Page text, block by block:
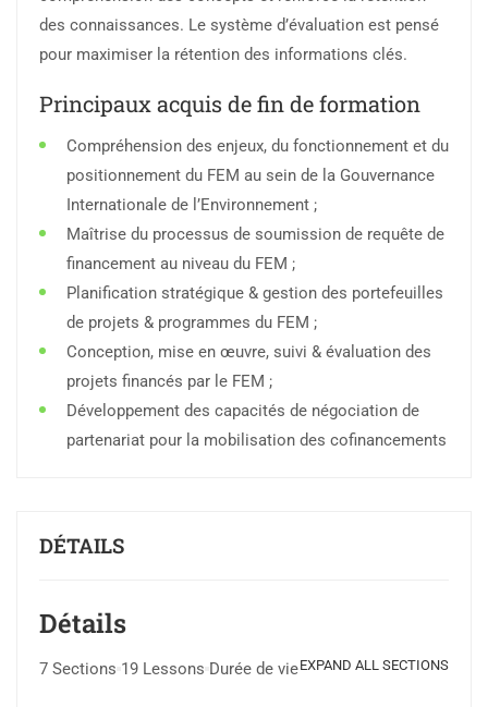
des connaissances. Le système d’évaluation est pensé
pour maximiser la rétention des informations clés.
Principaux acquis de fin de formation
Compréhension des enjeux, du fonctionnement et du
positionnement du FEM au sein de la Gouvernance
Internationale de l’Environnement ;
Maîtrise du processus de soumission de requête de
financement au niveau du FEM ;
Planification stratégique & gestion des portefeuilles
de projets & programmes du FEM ;
Conception, mise en œuvre, suivi & évaluation des
projets financés par le FEM ;
Développement des capacités de négociation de
partenariat pour la mobilisation des cofinancements
DÉTAILS
Détails
7 Sections 19 Lessons Durée de vieEXPAND ALL SECTIONS